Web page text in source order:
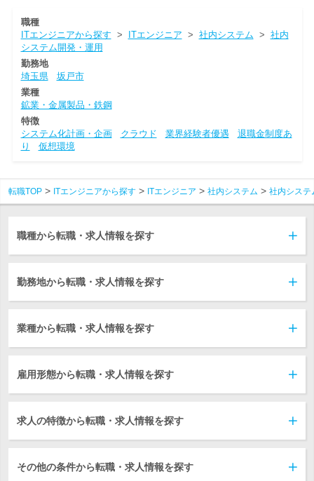
職種
ITエンジニアから探す > ITエンジニア > 社内システム > 社内
システム開発・運用
勤務地
埼玉県
坂戸市
業種
鉱業・金属製品・鉄鋼
特徴
システム化計画・企画
クラウド 業界経験者優遇
退職金制度あ
り
仮想環境
転職TOP ITエンジニアから探す ITエンジニア 社内システム 社内システ
職種から転職・求人情報を探す
勤務地から転職・求人情報を探す
業種から転職・求人情報を探す
雇用形態から転職・求人情報を探す
求人の特徴から転職・求人情報を探す
その他の条件から転職・求人情報を探す